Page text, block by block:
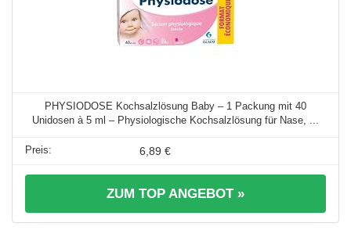
PHYSIODOSE Kochsalzlösung Baby – 1 Packung mit 40
Unidosen à 5 ml – Physiologische Kochsalzlösung für Nase, ...
6,89 €
ZUM TOP ANGEBOT »